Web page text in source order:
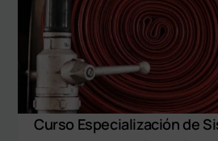
Curso Especialización de